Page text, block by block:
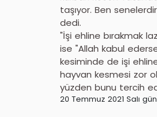
taşıyor. Ben
dedi.
"İşi ehline bırakmak
ise "Allah kabul
kesiminde de işi
hayvan kesmesi zor
yüzden bunu tercih
20 Temmuz 2021 Salı